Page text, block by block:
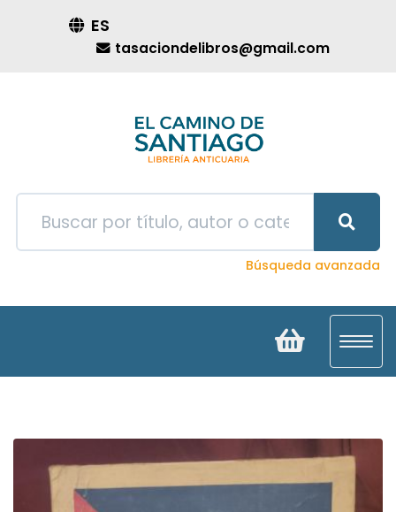
ES
tasaciondelibros@gmail.com
Búsqueda avanzada